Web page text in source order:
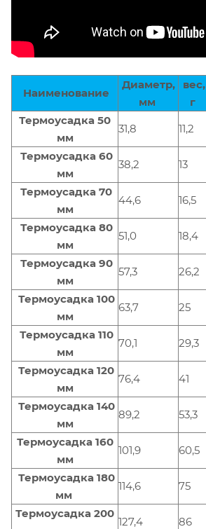
Наименование
Диаметр,
мм
вес,
г
Термоусадка 50
мм
31,8 11,2
Термоусадка 60
мм
38,2 13
Термоусадка 70
мм
44,6 16,5
Термоусадка 80
мм
51,0 18,4
Термоусадка 90
мм
57,3 26,2
Термоусадка 100
мм
63,7 25
Термоусадка 110
мм
70,1 29,3
Термоусадка 120
мм
76,4 41
Термоусадка 140
мм
89,2 53,3
Термоусадка 160
мм
101,9 60,5
Термоусадка 180
мм
114,6 75
Термоусадка 200
127,4 86